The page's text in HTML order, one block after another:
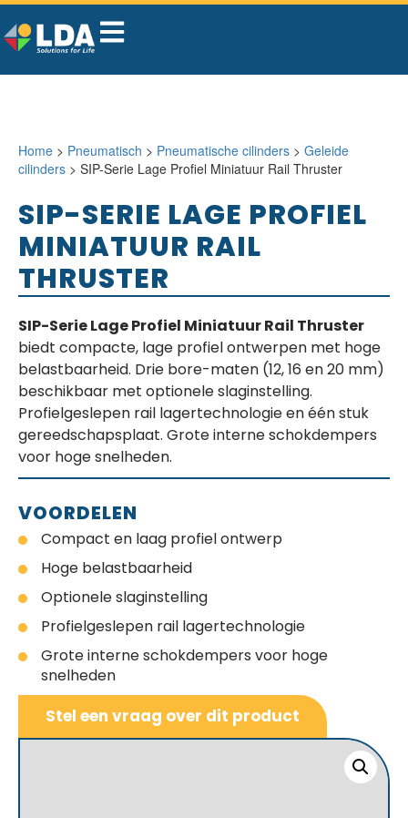
Home > Pneumatisch > Pneumatische cilinders > Geleide
cilinders > SIP-Serie Lage Profiel Miniatuur Rail Thruster
SIP-SERIE LAGE PROFIEL
MINIATUUR RAIL
THRUSTER
SIP-Serie Lage Profiel Miniatuur Rail Thruster
biedt compacte, lage profiel ontwerpen met hoge
belastbaarheid. Drie bore-maten (12, 16 en 20 mm)
beschikbaar met optionele slaginstelling.
Profielgeslepen rail lagertechnologie en één stuk
gereedschapsplaat. Grote interne schokdempers
voor hoge snelheden.
VOORDELEN
Compact en laag profiel ontwerp
Hoge belastbaarheid
Optionele slaginstelling
Profielgeslepen rail lagertechnologie
Grote interne schokdempers voor hoge
snelheden
Stel een vraag over dit product